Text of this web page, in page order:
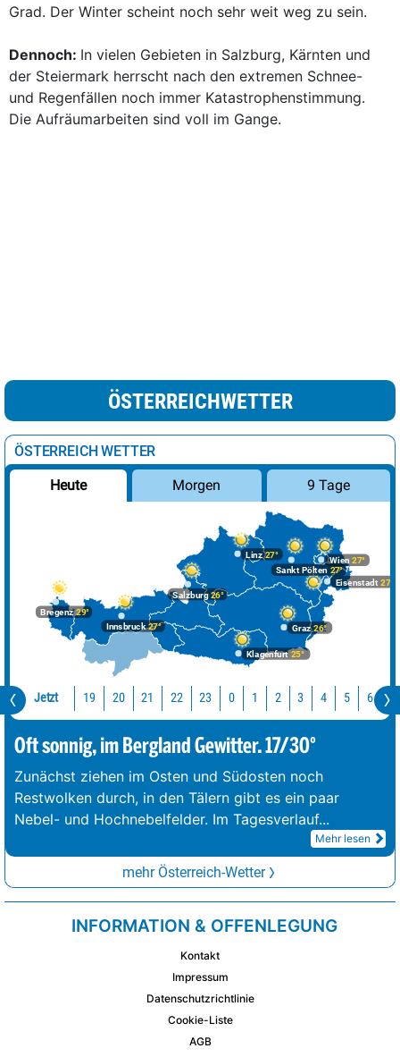
Grad. Der Winter scheint noch sehr weit weg zu sein.
Dennoch: In vielen Gebieten in Salzburg, Kärnten und
der Steiermark herrscht nach den extremen Schnee-
und Regenfällen noch immer Katastrophenstimmung.
Die Aufräumarbeiten sind voll im Gange.
ÖSTERREICHWETTER
ÖSTERREICH WETTER
Heute Morgen 9 Tage
Bregenz29°
Graz26°
Innsbruck27°
Klagenfurt 25°
Linz27°
Salzburg26°
Wien 27°
Eisenstadt 27°
Sankt Pölten 27°
Jetzt 19 20 21 22 23 0 1 2 3 4 5 6 7
Oft sonnig, im Bergland Gewitter. 17/30°
Zunächst ziehen im Osten und Südosten noch
Restwolken durch, in den Tälern gibt es ein paar
Nebel- und Hochnebelfelder. Im Tagesverlauf...
Mehr lesen
mehr Österreich-Wetter
INFORMATION & OFFENLEGUNG
Kontakt
Impressum
Datenschutzrichtlinie
Cookie-Liste
AGB